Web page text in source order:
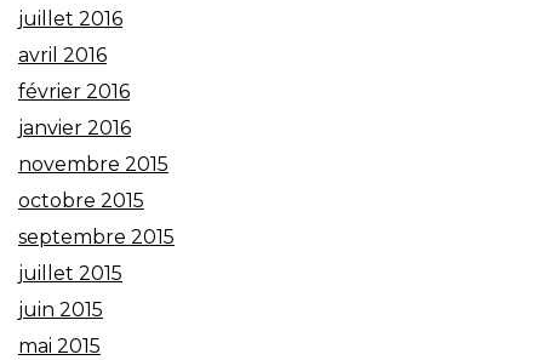
juillet 2016
avril 2016
février 2016
janvier 2016
novembre 2015
octobre 2015
septembre 2015
juillet 2015
juin 2015
mai 2015